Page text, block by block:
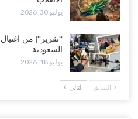
“تعز“| مع اقتراب إعادة الهيكلة
لإشعال حرب..!
أغسطس 2, 2026
“حضرموت“| تغييرات سعودية بصفوف
بالعبر.. هل بدأت الرياض إعادة هيكلة
أغسطس 2, 2026
يوليو 30, 2026
“تقرير“| من
السعودية…
يوليو 18, 2026
السابق التالي